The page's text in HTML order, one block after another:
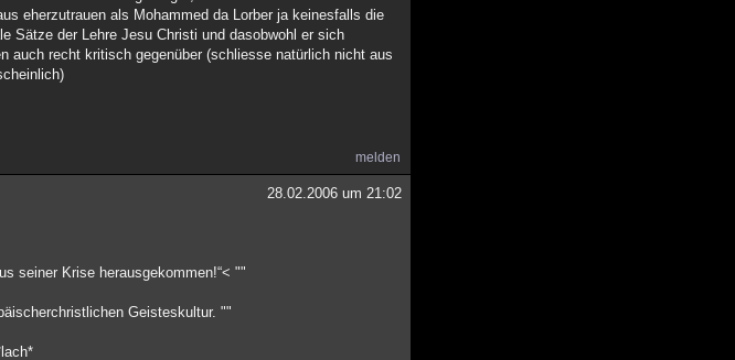
eherzutrauen als Mohammed da Lorber ja keinesfalls die
Sätze der Lehre Jesu Christi und dasobwohl er sich
auch recht kritisch gegenüber (schliesse natürlich nicht aus
melden
28.02.2006 um 21:02
seiner Krise herausgekommen!“< ""
Geisteskultur. ""